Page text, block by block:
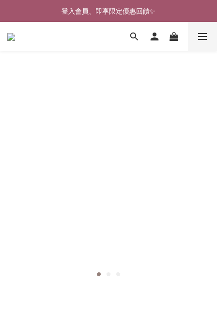
🎉新北淡水實體門市🤗歡迎蒞臨試穿🎉
登入會員、即享限定優惠回饋✨
🎉新北淡水實體門市🤗歡迎蒞臨試穿🎉